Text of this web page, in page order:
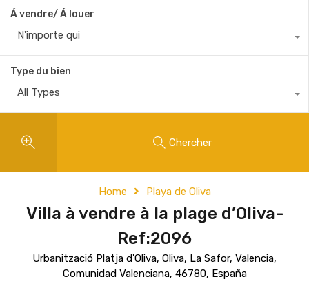
Á vendre/ Á louer
N'importe qui
Type du bien
All Types
Chercher
Home Playa de Oliva
Villa à vendre à la plage d’Oliva-
Ref:2096
Urbanització Platja d'Oliva, Oliva, La Safor, Valencia,
Comunidad Valenciana, 46780, España